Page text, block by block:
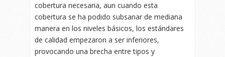
cobertura necesaria, aun cuando esta
cobertura se ha podido subsanar de mediana
manera en los niveles básicos, los estándares
de calidad empezaron a ser inferiores,
provocando una brecha entre tipos y